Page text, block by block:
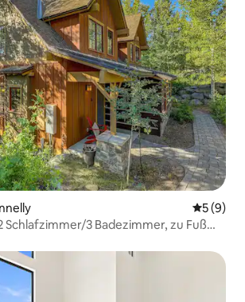
5 (9)
Schlafzimmer/3 Badezimmer, zu Fuß